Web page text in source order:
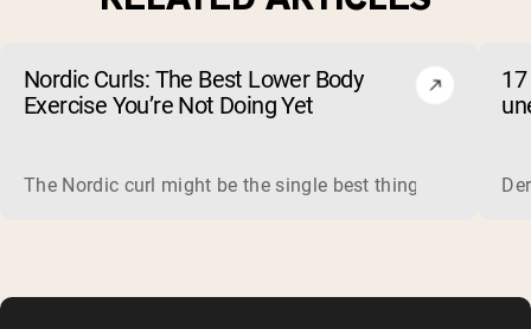
Nordic Curls: The Best Lower Body
Exercise You’re Not Doing Yet
The Nordic curl might be the single best thing you can